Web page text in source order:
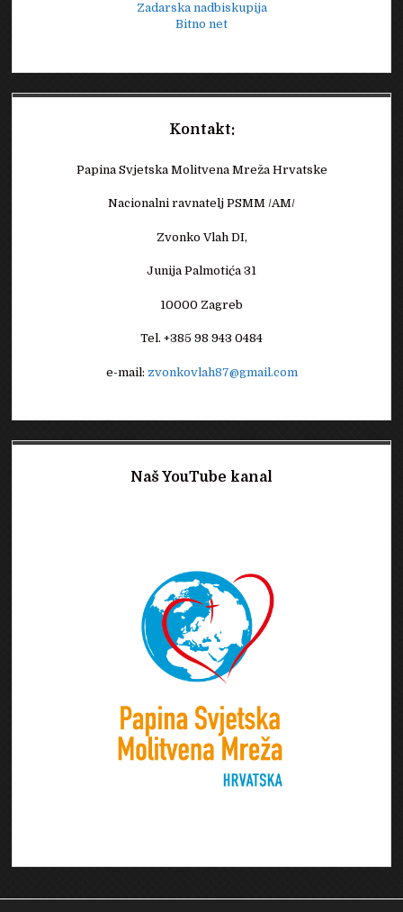
Zadarska nadbiskupija
Bitno net
Kontakt:
Papina Svjetska Molitvena Mreža Hrvatske
Nacionalni ravnatelj PSMM /AM/
Zvonko Vlah DI,
Junija Palmotića 31
10000 Zagreb
Tel. +385 98 943 0484
e-mail: zvonkovlah87@gmail.com
Naš YouTube kanal